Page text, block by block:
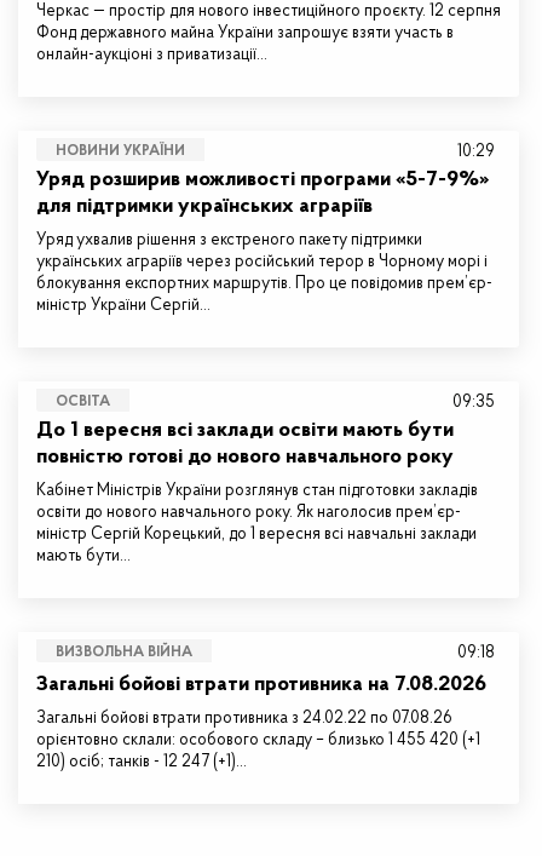
Черкас — простір для нового інвестиційного проєкту. 12 серпня
Фонд державного майна України запрошує взяти участь в
онлайн-аукціоні з приватизації…
НОВИНИ УКРАЇНИ
Уряд розширив можливості програми «5-7-9%»
для підтримки українських аграріїв
Уряд ухвалив рішення з екстреного пакету підтримки
українських аграріїв через російський терор в Чорному морі і
блокування експортних маршрутів. Про це повідомив прем’єр-
міністр України Сергій…
10:29
ОСВІТА
До 1 вересня всі заклади освіти мають бути
повністю готові до нового навчального року
Кабінет Міністрів України розглянув стан підготовки закладів
освіти до нового навчального року. Як наголосив прем’єр-
міністр Сергій Корецький, до 1 вересня всі навчальні заклади
мають бути…
09:35
ВИЗВОЛЬНА ВІЙНА
Загальні бойові втрати противника на 7.08.2026
Загальні бойові втрати противника з 24.02.22 по 07.08.26
орієнтовно склали: особового складу – близько 1 455 420 (+1
210) осіб; танків - 12 247 (+1)…
09:18